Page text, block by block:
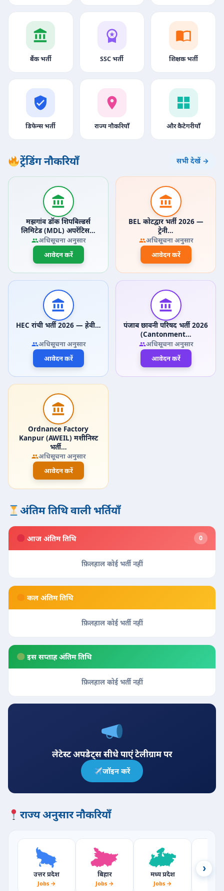
बैंक भर्ती SSC भर्ती शिक्षक भर्ती
डिफेन्स भर्ती राज्य नौकरियाँ और कैटेगरीयाँ
ट्रेंडिंग नौकरियाँ सभी देखें →
मझगांव डॉक शिपबिल्डर्स
लिमिटेड (MDL) अपरेंटिस…
अधिसूचना अनुसार
आवेदन करें
BEL कोटद्वार भर्ती 2026 —
ट्रेनी…
अधिसूचना अनुसार
आवेदन करें
HEC रांची भर्ती 2026 — हेवी…
अधिसूचना अनुसार
आवेदन करें
पंजाब छावनी परिषद भर्ती 2026
(Cantonment…
अधिसूचना अनुसार
आवेदन करें
Ordnance Factory
Kanpur (AWEIL) मशीनिस्ट
भर्ती…
अधिसूचना अनुसार
आवेदन करें
अंतिम तिथि वाली भर्तियाँ
आज अंतिम तिथि 0
फ़िलहाल कोई भर्ती नहीं
कल अंतिम तिथि
फ़िलहाल कोई भर्ती नहीं
इस सप्ताह अंतिम तिथि
फ़िलहाल कोई भर्ती नहीं
लेटेस्ट अपडेट्स सीधे पाएं टेलीग्राम पर
जॉइन करें
राज्य अनुसार नौकरियाँ
उत्तर प्रदेश
Jobs →
बिहार
Jobs →
मध्य प्रदेश
Jobs →
›